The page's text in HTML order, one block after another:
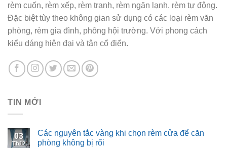
rèm cuốn, rèm xếp, rèm tranh, rèm ngăn lạnh. rèm tự động.
Đặc biệt tùy theo không gian sử dụng có các loại rèm văn
phòng, rèm gia đình, phông hội trường. Với phong cách
kiểu dáng hiện đại và tân cổ điển.
TIN MỚI
03
Th12
Các nguyên tắc vàng khi chọn rèm cửa để căn
phòng không bị rối